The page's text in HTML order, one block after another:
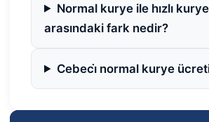
Normal kurye ile hızlı kurye
arasındaki fark nedir?
Cebeci̇ normal kurye